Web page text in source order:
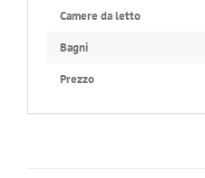
Camere da letto
Bagni
Prezzo